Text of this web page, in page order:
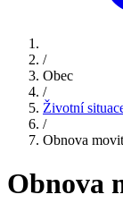
/
Obec
/
Životní
/
Obnova
Obnova